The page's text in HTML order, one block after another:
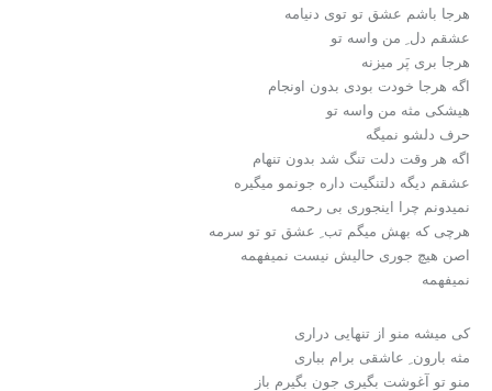
هرجا باشم عشق تو توی دنیامه
عشقم دل ِ من واسه تو
هرجا بری پَر میزنه
اگه هرجا خودت بودی بدون اونجام
هیشکی مثه من واسه تو
حرف دلشو نمیگه
اگه هر وقت دلت تنگ شد بدون تنهام
عشقم دیگه دلتنگیت داره جونمو میگیره
نمیدونم چرا اینجوری بی رحمه
هرچی که بهش میگم تب ِ عشق تو تو سرمه
اصن هیچ جوری حالیش نیست نمیفهمه
نمیفهمه
کی میشه منو از تنهایی دراری
مثه بارون ِ عاشقی برام بباری
منو تو آغوشت بگیری جون بگیرم باز